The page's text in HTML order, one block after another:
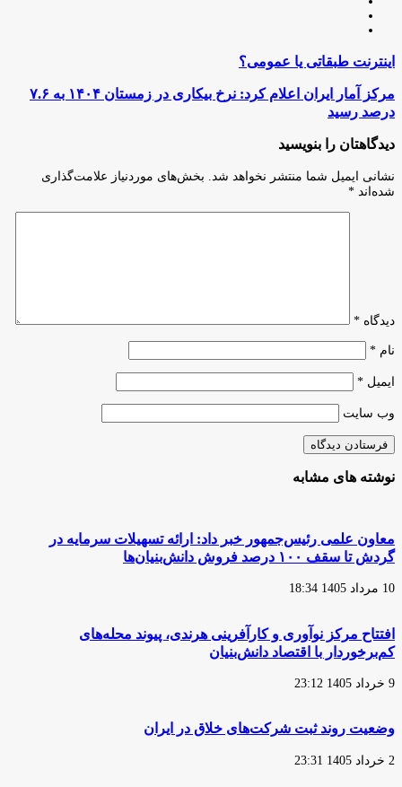
اینترنت
طبقاتی
عمومی؟
اینترنت طبقاتی یا عمومی؟
مرکز
آمار
ایران
اعلام
کرد:
نرخ
بیکاری
در
مرکز آمار ایران اعلام کرد: نرخ بیکاری در زمستان ۱۴۰۴ به ۷.۶
درصد رسید
دیدگاهتان را بنویسید
نشانی ایمیل شما منتشر نخواهد شد.
بخش‌های موردنیاز علامت‌گذاری
شده‌اند *
دیدگاه *
نام *
ایمیل *
وب‌ سایت
نوشته های مشابه
معاون علمی رئیس‌جمهور خبر داد: ارائه تسهیلات سرمایه در
گردش تا سقف ۱۰۰ درصد فروش دانش‌بنیان‌ها
10 مرداد 1405 18:34
افتتاح مرکز نوآوری و کارآفرینی هرندی، پیوند محله‌های
کم‌برخوردار با اقتصاد دانش‌بنیان
9 خرداد 1405 23:12
وضعیت روند ثبت شرکت‌های خلاق در ایران
2 خرداد 1405 23:31